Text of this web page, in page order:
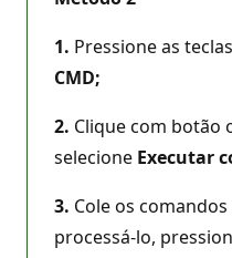
1. Pressione as teclas
CMD;
2. Clique com botão
selecione Executar
3. Cole os
processá-lo,